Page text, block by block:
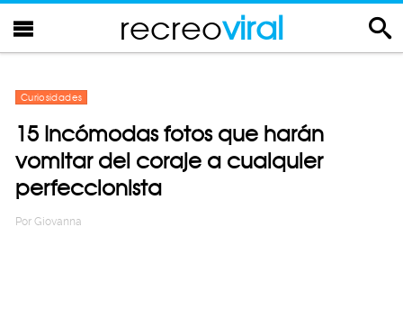
recreoviral
Curiosidades
15 Incómodas fotos que harán
vomitar del coraje a cualquier
perfeccionista
Por Giovanna